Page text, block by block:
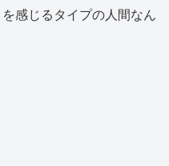
感じるタイプの人間なん